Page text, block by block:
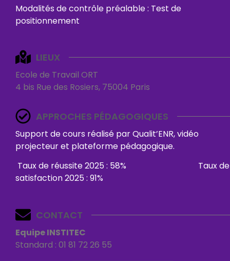
Modalités de contrôle préalable : Test de
positionnement
LIEUX
Ecole de Travail ORT
4 bis Rue des Rosiers, 75004 Paris
APPROCHES PÉDAGOGIQUES
Support de cours réalisé par Qualit’ENR, vidéo
projecteur et plateforme pédagogique.
Taux de réussite 2025 : 58% Taux de
satisfaction 2025 : 91%
CONTACT
Equipe INSTITEC
Standard : 01 81 72 26 55